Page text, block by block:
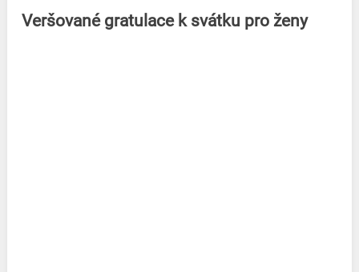
Veršované gratulace k svátku pro ženy